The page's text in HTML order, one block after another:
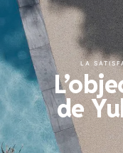
LA
de